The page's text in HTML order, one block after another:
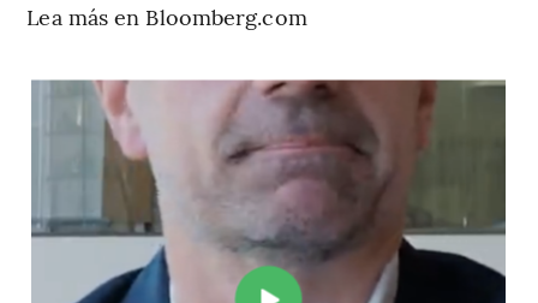
Lea más en Bloomberg.com